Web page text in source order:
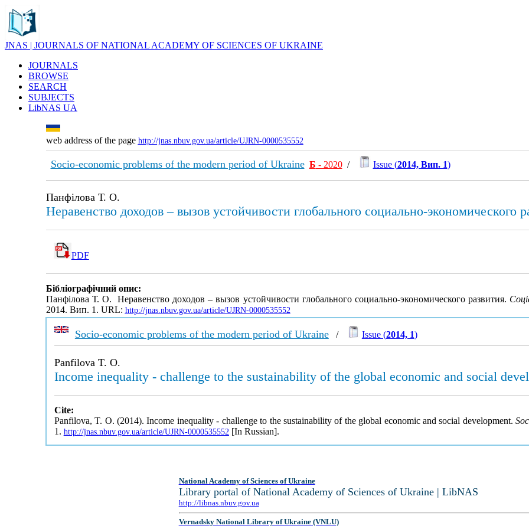
JNAS | JOURNALS OF NATIONAL ACADEMY OF SCIENCES OF UKRAINE
JOURNALS
BROWSE
SEARCH
SUBJECTS
LibNAS UA
web address of the page http://jnas.nbuv.gov.ua/article/UJRN-0000535552
Socio-economic problems of the modern period of Ukraine Б - 2020/ Issue (2014, Вип. 1)
Панфілова Т. О.
Неравенство доходов – вызов устойчивости глобального социально-экономического
PDF
Бібліографічний опис:
Панфілова Т. О. Неравенство доходов – вызов устойчивости глобального социально-экономического развития.
2014. Вип. 1. URL: http://jnas.nbuv.gov.ua/article/UJRN-0000535552
Socio-economic problems of the modern period of Ukraine/ Issue (2014, 1)
Panfіlova T. O.
Income inequality - challenge to the sustainability of the global economic and social
Cite:
Panfіlova, T. O. (2014). Income inequality - challenge to the sustainability of the global economic and social development.
1. http://jnas.nbuv.gov.ua/article/UJRN-0000535552 [In Russian].
National Academy of Sciences of Ukraine
Library portal of National Academy of Sciences of Ukraine | LibNAS
http://libnas.nbuv.gov.ua
Vernadsky National Library of Ukraine (VNLU)